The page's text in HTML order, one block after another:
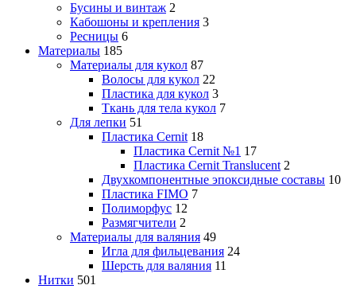
Бусины и винтаж 2
Кабошоны и крепления 3
Ресницы 6
Материалы 185
Материалы для кукол 87
Волосы для кукол 22
Пластика для кукол 3
Ткань для тела кукол 7
Для лепки 51
Пластика Cernit 18
Пластика Cernit №1 17
Пластика Cernit Translucent 2
Двухкомпонентные эпоксидные составы 10
Пластика FIMO 7
Полиморфус 12
Размягчители 2
Материалы для валяния 49
Игла для фильцевания 24
Шерсть для валяния 11
Нитки 501